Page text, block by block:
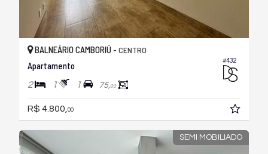
#432
BALNEÁRIO CAMBORIÚ - CENTRO
Apartamento
2 1 1 75,00
R$ 4.800,00
SEMI MOBILIADO